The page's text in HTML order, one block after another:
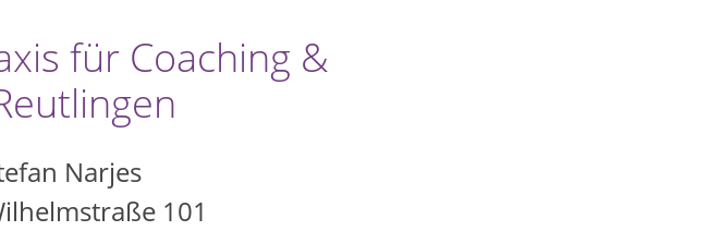
für Coaching &
Narjes
101